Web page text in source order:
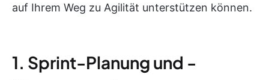
auf Ihrem Weg zu Agilität unterstützen können.
1. Sprint-Planung und -